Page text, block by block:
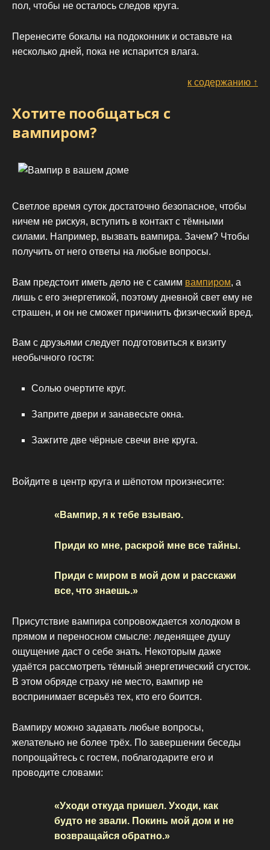
пол, чтобы не осталось следов круга.
Перенесите бокалы на подоконник и оставьте на
несколько дней, пока не испарится влага.
к содержанию ↑
Хотите пообщаться с
вампиром?
Светлое время суток достаточно безопасное, чтобы
ничем не рискуя, вступить в контакт с тёмными
силами. Например, вызвать вампира. Зачем? Чтобы
получить от него ответы на любые вопросы.
Вам предстоит иметь дело не с самим вампиром, а
лишь с его энергетикой, поэтому дневной свет ему не
страшен, и он не сможет причинить физический вред.
Вам с друзьями следует подготовиться к визиту
необычного гостя:
Солью очертите круг.
Заприте двери и занавесьте окна.
Зажгите две чёрные свечи вне круга.
Войдите в центр круга и шёпотом произнесите:
«Вампир, я к тебе взываю.
Приди ко мне, раскрой мне все тайны.
Приди с миром в мой дом и расскажи
все, что знаешь.»
Присутствие вампира сопровождается холодком в
прямом и переносном смысле: леденящее душу
ощущение даст о себе знать. Некоторым даже
удаётся рассмотреть тёмный энергетический сгусток.
В этом обряде страху не место, вампир не
воспринимает всерьёз тех, кто его боится.
Вампиру можно задавать любые вопросы,
желательно не более трёх. По завершении беседы
попрощайтесь с гостем, поблагодарите его и
проводите словами:
«Уходи откуда пришел. Уходи, как
будто не звали. Покинь мой дом и не
возвращайся обратно.»